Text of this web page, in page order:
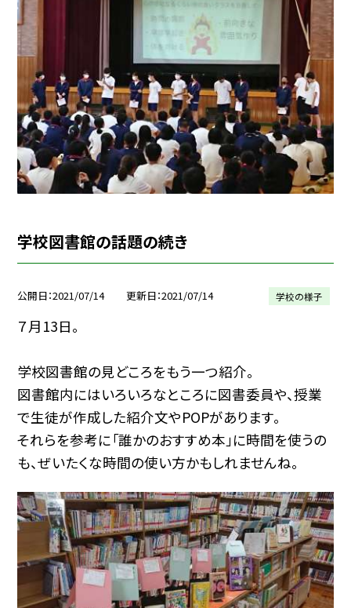
学校図書館の話題の続き
公開日 2021/07/14 更新日 2021/07/14 学校の様子
７月13日。
学校図書館の見どころをもう一つ紹介。
図書館内にはいろいろなところに図書委員や、授業
で生徒が作成した紹介文やPOPがあります。
それらを参考に「誰かのおすすめ本」に時間を使うの
も、ぜいたくな時間の使い方かもしれませんね。